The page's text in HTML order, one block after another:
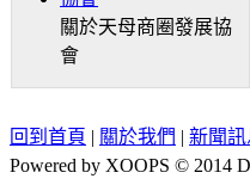
關於天母商圈發展協
會
回到首頁 | 關於我們 | 新聞訊
Powered by XOOPS © 2014